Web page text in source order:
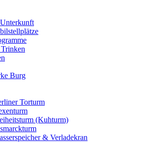
Burg
Torturm
(Kuhturm)
& Verladekran